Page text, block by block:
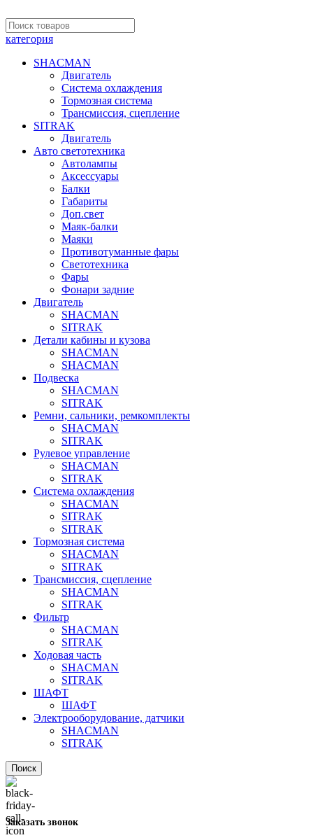
категория
SHACMAN
Двигатель
Система охлаждения
Тормозная система
Трансмиссия, сцепление
SITRAK
Двигатель
Авто светотехника
Автолампы
Аксессуары
Балки
Габариты
Доп.свет
Маяк-балки
Маяки
Противотуманные фары
Светотехника
Фары
Фонари задние
Двигатель
SHACMAN
SITRAK
Детали кабины и кузова
SHACMAN
SHACMAN
Подвеска
SHACMAN
SITRAK
Ремни, сальники, ремкомплекты
SHACMAN
SITRAK
Рулевое управление
SHACMAN
SITRAK
Система охлаждения
SHACMAN
SITRAK
SITRAK
Тормозная система
SHACMAN
SITRAK
Трансмиссия, сцепление
SHACMAN
SITRAK
Фильтр
SHACMAN
SITRAK
Ходовая часть
SHACMAN
SITRAK
ШАФТ
ШАФТ
Электрооборудование, датчики
SHACMAN
SITRAK
Поиск
Заказать звонок